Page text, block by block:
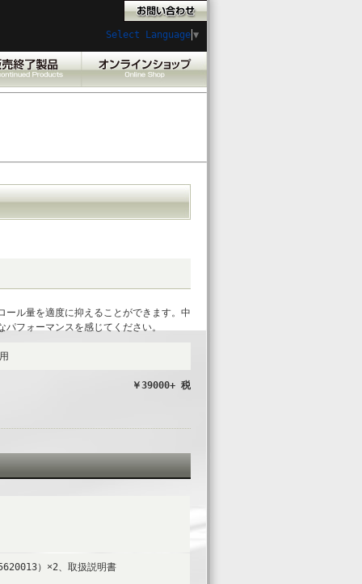
Select Language ▼
ル量を適度に抑えることができます。中
フォーマンスを感じてください。
￥39000+ 税
）×2、取扱説明書